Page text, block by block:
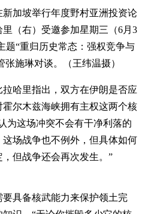
加坡举行年度野村亚洲投资论
（右）受邀参加星期三（6月3
题“重归历史常态：强权竞争与
施琳对谈。（王纬温摄）
哈里指出，双方在伊朗是否应
尔木兹海峡拥有主权这两个核
为这场冲突不会有干净利落的
场战争也不例外，但具体如何
但战争还会再次发生。”
具备核武能力来保护领土完